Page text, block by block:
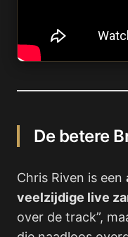
De betere
Chris Riven is een
veelzijdige live
over de track”,